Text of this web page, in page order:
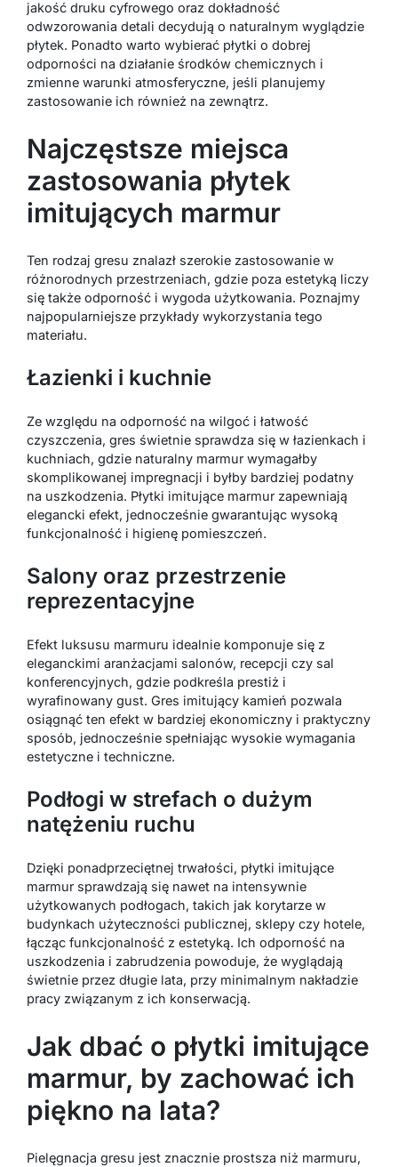
jakość druku cyfrowego oraz dokładność
odwzorowania detali decydują o naturalnym wyglądzie
płytek. Ponadto warto wybierać płytki o dobrej
odporności na działanie środków chemicznych i
zmienne warunki atmosferyczne, jeśli planujemy
zastosowanie ich również na zewnątrz.
Najczęstsze miejsca
zastosowania płytek
imitujących marmur
Ten rodzaj gresu znalazł szerokie zastosowanie w
różnorodnych przestrzeniach, gdzie poza estetyką liczy
się także odporność i wygoda użytkowania. Poznajmy
najpopularniejsze przykłady wykorzystania tego
materiału.
Łazienki i kuchnie
Ze względu na odporność na wilgoć i łatwość
czyszczenia, gres świetnie sprawdza się w łazienkach i
kuchniach, gdzie naturalny marmur wymagałby
skomplikowanej impregnacji i byłby bardziej podatny
na uszkodzenia. Płytki imitujące marmur zapewniają
elegancki efekt, jednocześnie gwarantując wysoką
funkcjonalność i higienę pomieszczeń.
Salony oraz przestrzenie
reprezentacyjne
Efekt luksusu marmuru idealnie komponuje się z
eleganckimi aranżacjami salonów, recepcji czy sal
konferencyjnych, gdzie podkreśla prestiż i
wyrafinowany gust. Gres imitujący kamień pozwala
osiągnąć ten efekt w bardziej ekonomiczny i praktyczny
sposób, jednocześnie spełniając wysokie wymagania
estetyczne i techniczne.
Podłogi w strefach o dużym
natężeniu ruchu
Dzięki ponadprzeciętnej trwałości, płytki imitujące
marmur sprawdzają się nawet na intensywnie
użytkowanych podłogach, takich jak korytarze w
budynkach użyteczności publicznej, sklepy czy hotele,
łącząc funkcjonalność z estetyką. Ich odporność na
uszkodzenia i zabrudzenia powoduje, że wyglądają
świetnie przez długie lata, przy minimalnym nakładzie
pracy związanym z ich konserwacją.
Jak dbać o płytki imitujące
marmur, by zachować ich
piękno na lata?
Pielęgnacja gresu jest znacznie prostsza niż marmuru,